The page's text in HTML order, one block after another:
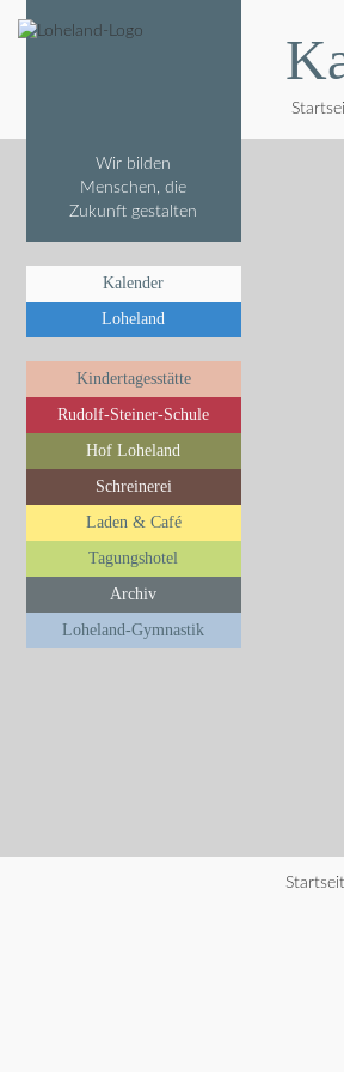
Wir bilden
Menschen, die
Zukunft gestalten
Kalender
Loheland
Kindertagesstätte
Rudolf-Steiner-Schule
Hof Loheland
Schreinerei
Laden & Café
Tagungshotel
Archiv
Loheland-Gymnastik